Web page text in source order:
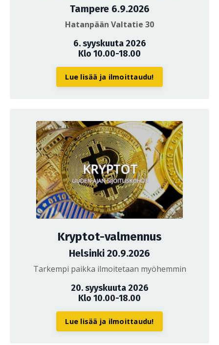
Tampere 6.9.2026
Hatanpään Valtatie 30
6. syyskuuta 2026
Klo 10.00-18.00
Lue lisää ja ilmoittaudu!
Kryptot-valmennus
Helsinki 20.9.2026
Tarkempi paikka ilmoitetaan myöhemmin
20. syyskuuta 2026
Klo 10.00-18.00
Lue lisää ja ilmoittaudu!